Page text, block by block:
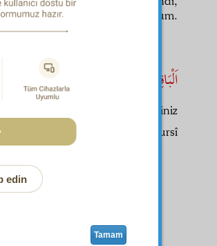
ünsiyetedip tesellî buluyorum.
Âmin
اَلْبَاقِى هُوَ الْبَاقِى
kardeşiniz
Said Nursî
بِاسْمِهِ
edin
Tamam